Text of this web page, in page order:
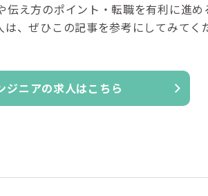
伝え方のポイント・転職を有利に進
、ぜひこの記事を参考にしてみてく
ジニアの求人はこちら